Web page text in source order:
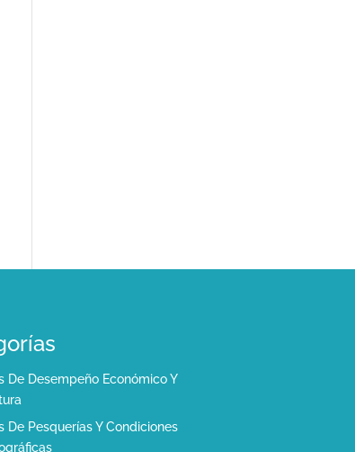
De Desempeño Económico Y
De Pesquerías Y Condiciones